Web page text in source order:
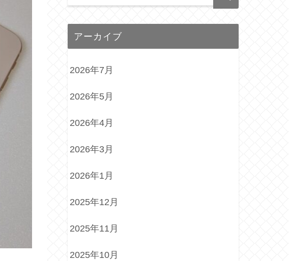
アーカイブ
2026年7月
2026年5月
2026年4月
2026年3月
2026年1月
2025年12月
2025年11月
2025年10月